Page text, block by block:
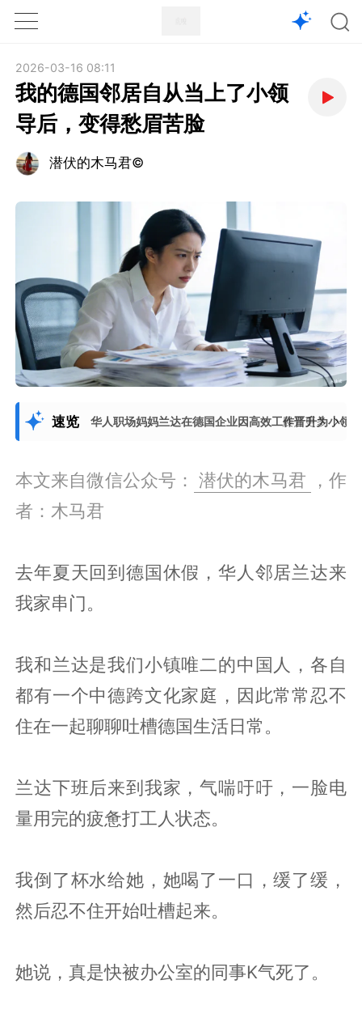
1X
2026-03-16 08:11
我的德国邻居自从当上了小领
导后，变得愁眉苦脸
潜伏的木马君©
速览 华人职场妈妈兰达在德国企业因高效工作晋升为小领
展开更多
本文来自微信公众号： 潜伏的木马君
，作
者：木马君
去年夏天回到德国休假，华人邻居兰达来
我家串门。
我和兰达是我们小镇唯二的中国人，各自
都有一个中德跨文化家庭，因此常常忍不
住在一起聊聊吐槽德国生活日常。
兰达下班后来到我家，气喘吁吁，一脸电
量用完的疲惫打工人状态。
我倒了杯水给她，她喝了一口，缓了缓，
然后忍不住开始吐槽起来。
她说，真是快被办公室的同事K气死了。